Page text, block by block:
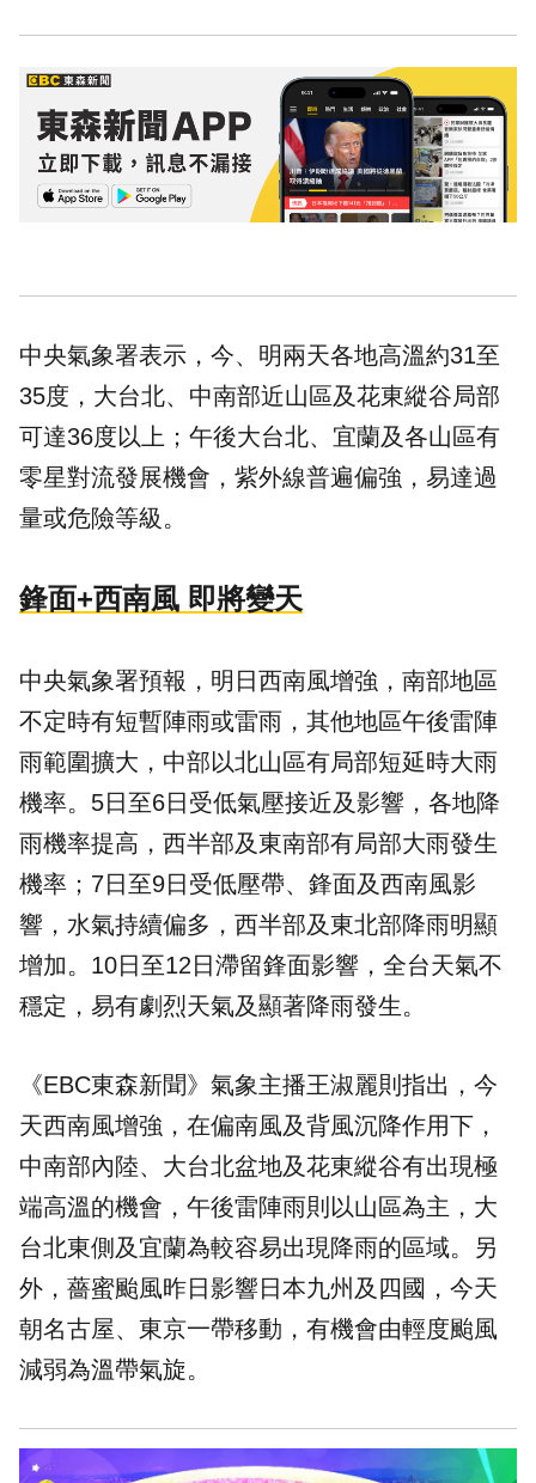
中央氣象署表示，今、明兩天各地高溫約31至
35度，大台北、中南部近山區及花東縱谷局部
可達36度以上；午後大台北、宜蘭及各山區有
零星對流發展機會，紫外線普遍偏強，易達過
量或危險等級。
鋒面+西南風 即將變天
中央氣象署預報，明日西南風增強，南部地區
不定時有短暫陣雨或雷雨，其他地區午後雷陣
雨範圍擴大，中部以北山區有局部短延時大雨
機率。5日至6日受低氣壓接近及影響，各地降
雨機率提高，西半部及東南部有局部大雨發生
機率；7日至9日受低壓帶、鋒面及西南風影
響，水氣持續偏多，西半部及東北部降雨明顯
增加。10日至12日滯留鋒面影響，全台天氣不
穩定，易有劇烈天氣及顯著降雨發生。
《EBC東森新聞》氣象主播王淑麗則指出，今
天西南風增強，在偏南風及背風沉降作用下，
中南部內陸、大台北盆地及花東縱谷有出現極
端高溫的機會，午後雷陣雨則以山區為主，大
台北東側及宜蘭為較容易出現降雨的區域。另
外，薔蜜颱風昨日影響日本九州及四國，今天
朝名古屋、東京一帶移動，有機會由輕度颱風
減弱為溫帶氣旋。